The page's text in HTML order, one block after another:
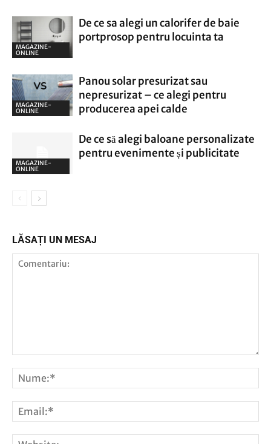
MAGAZINE-
ONLINE
De ce sa alegi un calorifer de baie
portprosop pentru locuinta ta
MAGAZINE-
ONLINE
Panou solar presurizat sau
nepresurizat – ce alegi pentru
producerea apei calde
MAGAZINE-
ONLINE
De ce să alegi baloane personalizate
pentru evenimente și publicitate
LĂSAȚI UN MESAJ